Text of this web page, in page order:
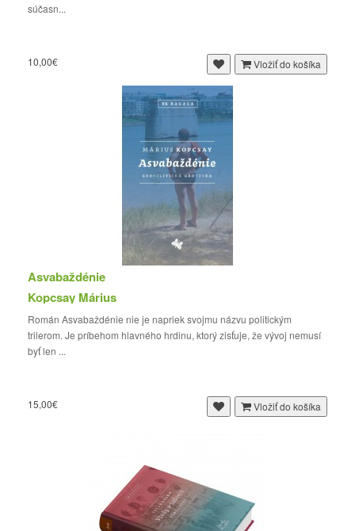
súčasn...
10,00€ Vložiť do košíka
Asvabaždénie
Kopcsay Márius
Román Asvabaždénie nie je napriek svojmu názvu politickým
trilerom. Je príbehom hlavného hrdinu, ktorý zisťuje, že vývoj nemusí
byť len ...
15,00€ Vložiť do košíka